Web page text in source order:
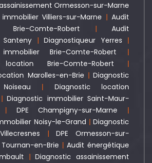
Ormesson-sur-Marne
Villiers-sur-Marne |Audit
Brie-Comte-Robert |Audit
|Diagnostiqueur Yerres |
Brie-Comte-Robert |
Brie-Comte-Robert |
Marolles-en-Brie | Diagnostic
| Diagnostic location
| Diagnostic immobilier Saint-Maur-
| DPE Champigny-sur-Marne |
Noisy-le-Grand | Diagnostic
|DPE Ormesson-sur-
Tournan-en-Brie | Audit énergétique
|Diagnostic assainissement